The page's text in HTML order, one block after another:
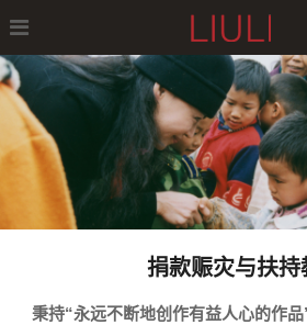
捐款赈灾与扶持
秉持“永远不断地创作有益人心的作